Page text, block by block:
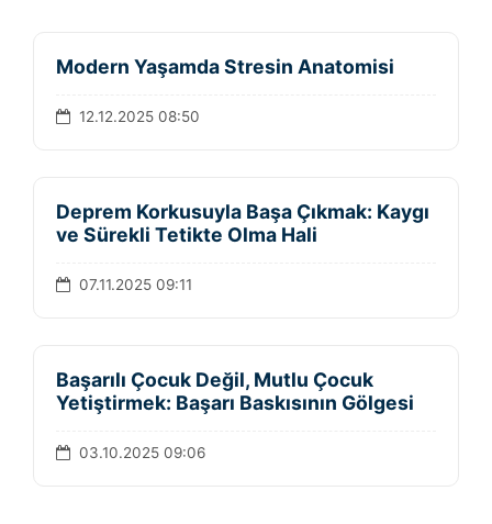
Modern Yaşamda Stresin Anatomisi
12.12.2025 08:50
Deprem Korkusuyla Başa Çıkmak: Kaygı
ve Sürekli Tetikte Olma Hali
07.11.2025 09:11
Başarılı Çocuk Değil, Mutlu Çocuk
Yetiştirmek: Başarı Baskısının Gölgesi
03.10.2025 09:06